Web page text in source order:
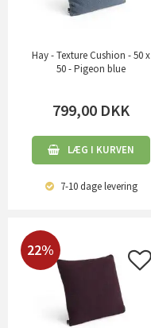
Hay - Texture Cushion - 50 x
50 - Pigeon blue
799,00 DKK
LÆG I KURVEN
7-10 dagelevering
22%